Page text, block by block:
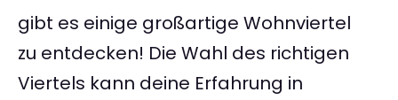
gibt es einige großartige Wohnviertel
zu entdecken! Die Wahl des richtigen
Viertels kann deine Erfahrung in